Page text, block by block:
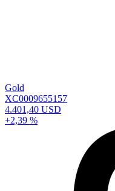
Gold
XC0009655157
4.401,40 USD
+2,39 %